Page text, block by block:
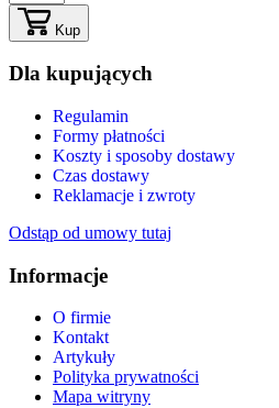
Kup
Dla kupujących
Regulamin
Formy płatności
Koszty i sposoby dostawy
Czas dostawy
Reklamacje i zwroty
Odstąp od umowy tutaj
Informacje
O firmie
Kontakt
Artykuły
Polityka prywatności
Mapa witryny